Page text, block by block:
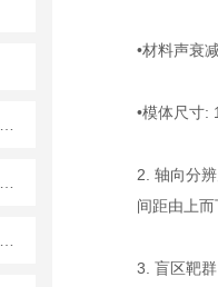
•材料声衰
•模体尺寸:
2. 轴向分
间距由上
3. 盲区靶